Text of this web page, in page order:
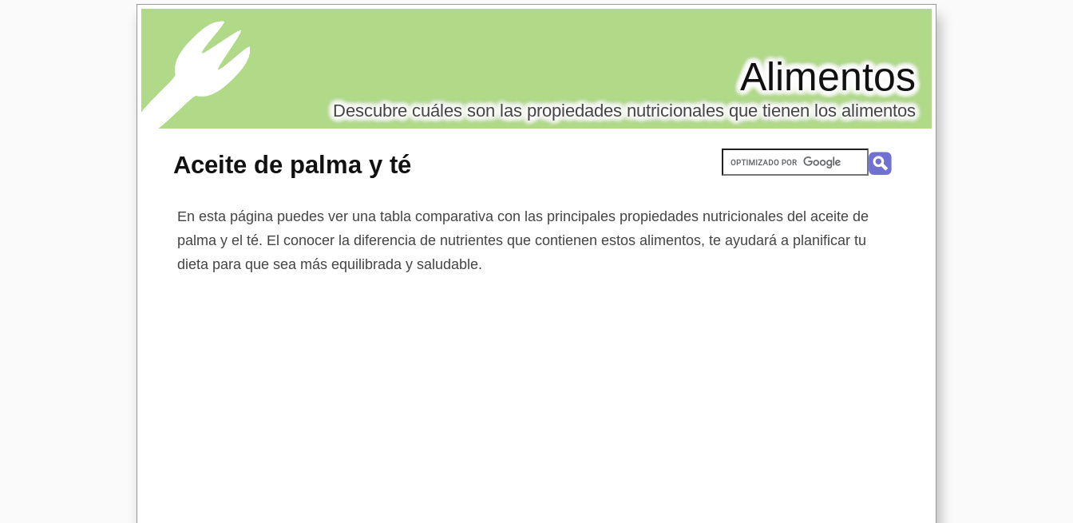
Aceite de palma y té
Alimentos
Descubre cuáles son las propiedades nutricionales que tienen los alimentos
En esta página puedes ver una tabla comparativa con las principales propiedades nutricionales del aceite de
palma y el té. El conocer la diferencia de nutrientes que contienen estos alimentos, te ayudará a planificar tu
dieta para que sea más equilibrada y saludable.